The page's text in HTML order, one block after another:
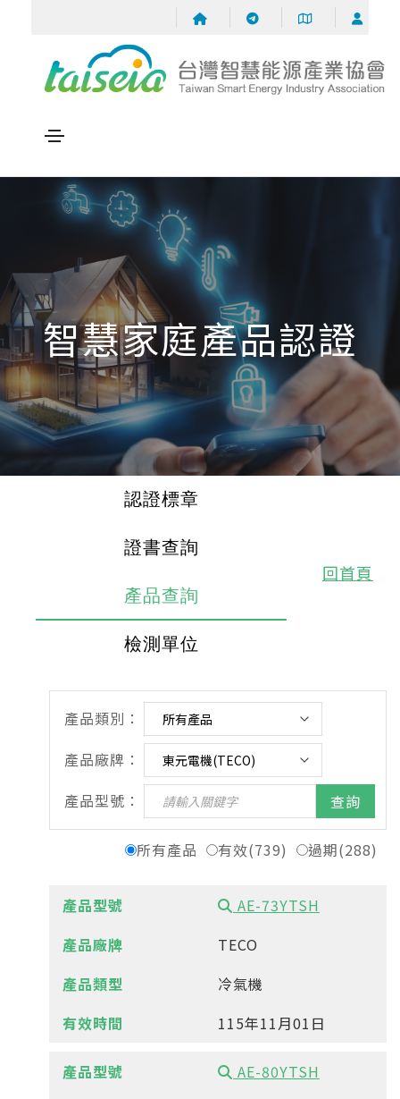
智慧家庭產品認證
認證標章
證書查詢
產品查詢
檢測單位
回首頁
產品類別：
產品廠牌：
產品型號：
查詢
所有產品 有效(739) 過期(288)
AE-73YTSH
TECO
冷氣機
115年11月01日
AE-80YTSH